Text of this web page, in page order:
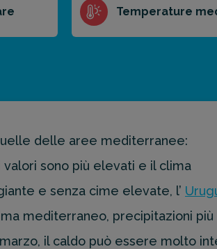
Temperature
delle aree mediterranee:
sono più elevati e il clima
e senza cime elevate, l’
mediterraneo, precipitazioni più
il caldo può essere molto